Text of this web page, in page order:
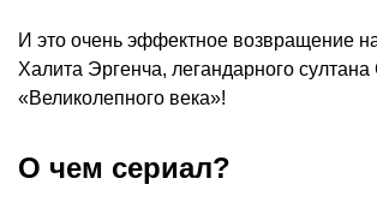
И это очень эффектное возвращение
Халита Эргенча, легандарного
«Великолепного века»!
О чем сериал?